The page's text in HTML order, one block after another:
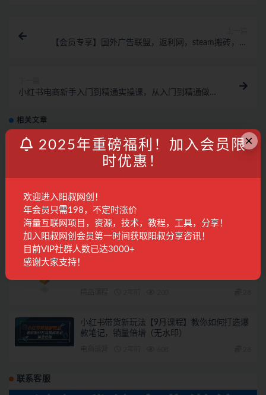
【会员专享】国外广告联盟，返利网，steam搬砖，详
小红书电商新手入门到精通实操课，从入门到精通做爆
相关文章
亚马逊全站点精铺第二车【已交付】
阳叔担保 1年前 937
3月7日阳叔网创地球村的特邀会议134人
会议回放 1年前 526
小红书带货新玩法【9月课程】教你如何打造爆
款笔记，销量倍增（无水印）
联系客服
×
2025年重磅福利！加入会员限
时优惠！
欢迎进入阳叔网创！
年会员只需198，不定时涨价
海量互联网项目，资源，技术，教程，工具，分享！
加入阳叔网创会员第一时间获取阳叔分享咨讯！
目前VIP社群人数已达3000+
感谢大家支持！